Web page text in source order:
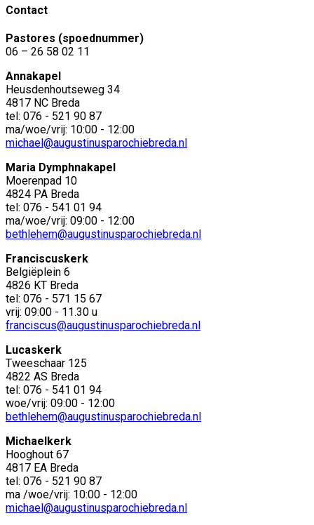
Contact
Pastores (spoednummer)
06 – 26 58 02 11
Annakapel
Heusdenhoutseweg 34
4817 NC Breda
tel: 076 - 521 90 87
ma/woe/vrij: 10:00 - 12:00
michael@augustinusparochiebreda.nl
Maria Dymphnakapel
Moerenpad 10
4824 PA Breda
tel: 076 - 541 01 94
ma/woe/vrij: 09:00 - 12:00
bethlehem@augustinusparochiebreda.nl
Franciscuskerk
Belgiëplein 6
4826 KT Breda
tel: 076 - 571 15 67
vrij: 09:00 - 11.30 u
franciscus@augustinusparochiebreda.nl
Lucaskerk
Tweeschaar 125
4822 AS Breda
tel: 076 - 541 01 94
woe/vrij: 09:00 - 12:00
bethlehem@augustinusparochiebreda.nl
Michaelkerk
Hooghout 67
4817 EA Breda
tel: 076 - 521 90 87
ma /woe/vrij: 10:00 - 12:00
michael@augustinusparochiebreda.nl